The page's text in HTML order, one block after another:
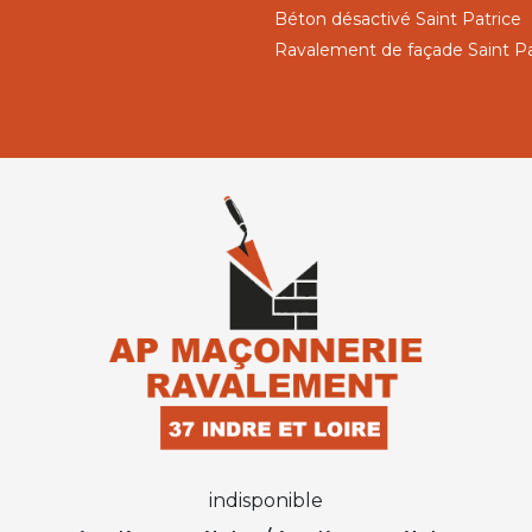
Béton désactivé Saint Patrice
Ravalement de façade Saint
indisponible